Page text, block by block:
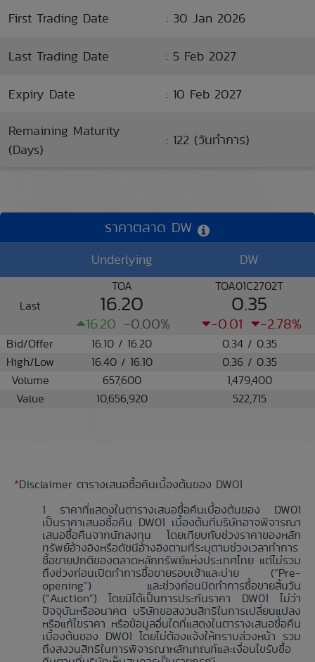
First Trading Date : 30 Jan 2026
Last Trading Date : 5 Feb 2027
Expiry Date : 10 Feb 2027
Remaining Maturity
(Days)
: 122 (วันทำการ)
ราคาตลาด DW
Underlying DW
Last
TOA
16.20
16.20 -0.00%
TOA01C2702T
0.35
-0.01 -2.78%
Bid/Offer 16.10 / 16.20
0.34 / 0.35
High/Low
16.40 / 16.10
0.36 / 0.35
Volume
657,600
1,479,400
Value
10,656,920 522,715
*Disclaimer ตารางเสนอซื้อคืนเบื้องต้นของ DW01
ราคาที่แสดงในตารางเสนอซื้อคืนเบื้องต้นของ DW01
เป็นราคาเสนอซื้อคืน DW01 เบื้องต้นที่บริษัทอาจพิจารณา
เสนอซื้อคืนจากนักลงทุน โดยเทียบกับช่วงราคาของหลัก
ทรัพย์อ้างอิงหรือดัชนีอ้างอิงตามที่ระบุตามช่วงเวลาทำการ
ซื้อขายปกติของตลาดหลักทรัพย์แห่งประเทศไทย แต่ไม่รวม
ถึงช่วงก่อนเปิดทำการซื้อขายรอบเช้าและบ่าย (“Pre-
opening”) และช่วงก่อนปิดทำการซื้อขายสิ้นวัน
(“Auction”) โดยมิได้เป็นการประกันราคา DW01 ไม่ว่า
ปัจจุบันหรืออนาคต บริษัทขอสงวนสิทธิในการเปลี่ยนแปลง
หรือแก้ไขราคา หรือข้อมูลอื่นใดที่แสดงในตารางเสนอซื้อคืน
เบื้องต้นของ DW01 โดยไม่ต้องแจ้งให้ทราบล่วงหน้า รวม
ถึงสงวนสิทธิในการพิจารณาหลักเกณฑ์และเงื่อนไขรับซื้อ